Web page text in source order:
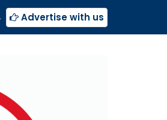
Advertise with us